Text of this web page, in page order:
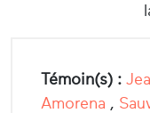
Témoin(s) :
Amorena ,